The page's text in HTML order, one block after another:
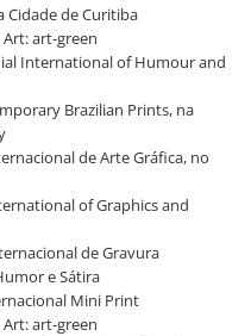
Cidade de Curitiba
Art: art-green
International of Humour and
Brazilian Prints, na
de Arte Gráfica, no
of Graphics and
de Gravura
e Sátira
Mini Print
Art: art-green